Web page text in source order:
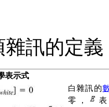
雜訊的定義
表示式
白雜訊的
零，